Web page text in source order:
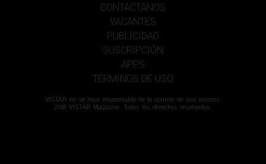
CONTÁCTANOS
VACANTES
PUBLICIDAD
SUSCRIPCIÓN
APPS
TÉRMINOS DE USO
VISTAR no se hace responsable de la opinión de sus autores.
2018 VISTAR Magazine. Todos los derechos reservados.